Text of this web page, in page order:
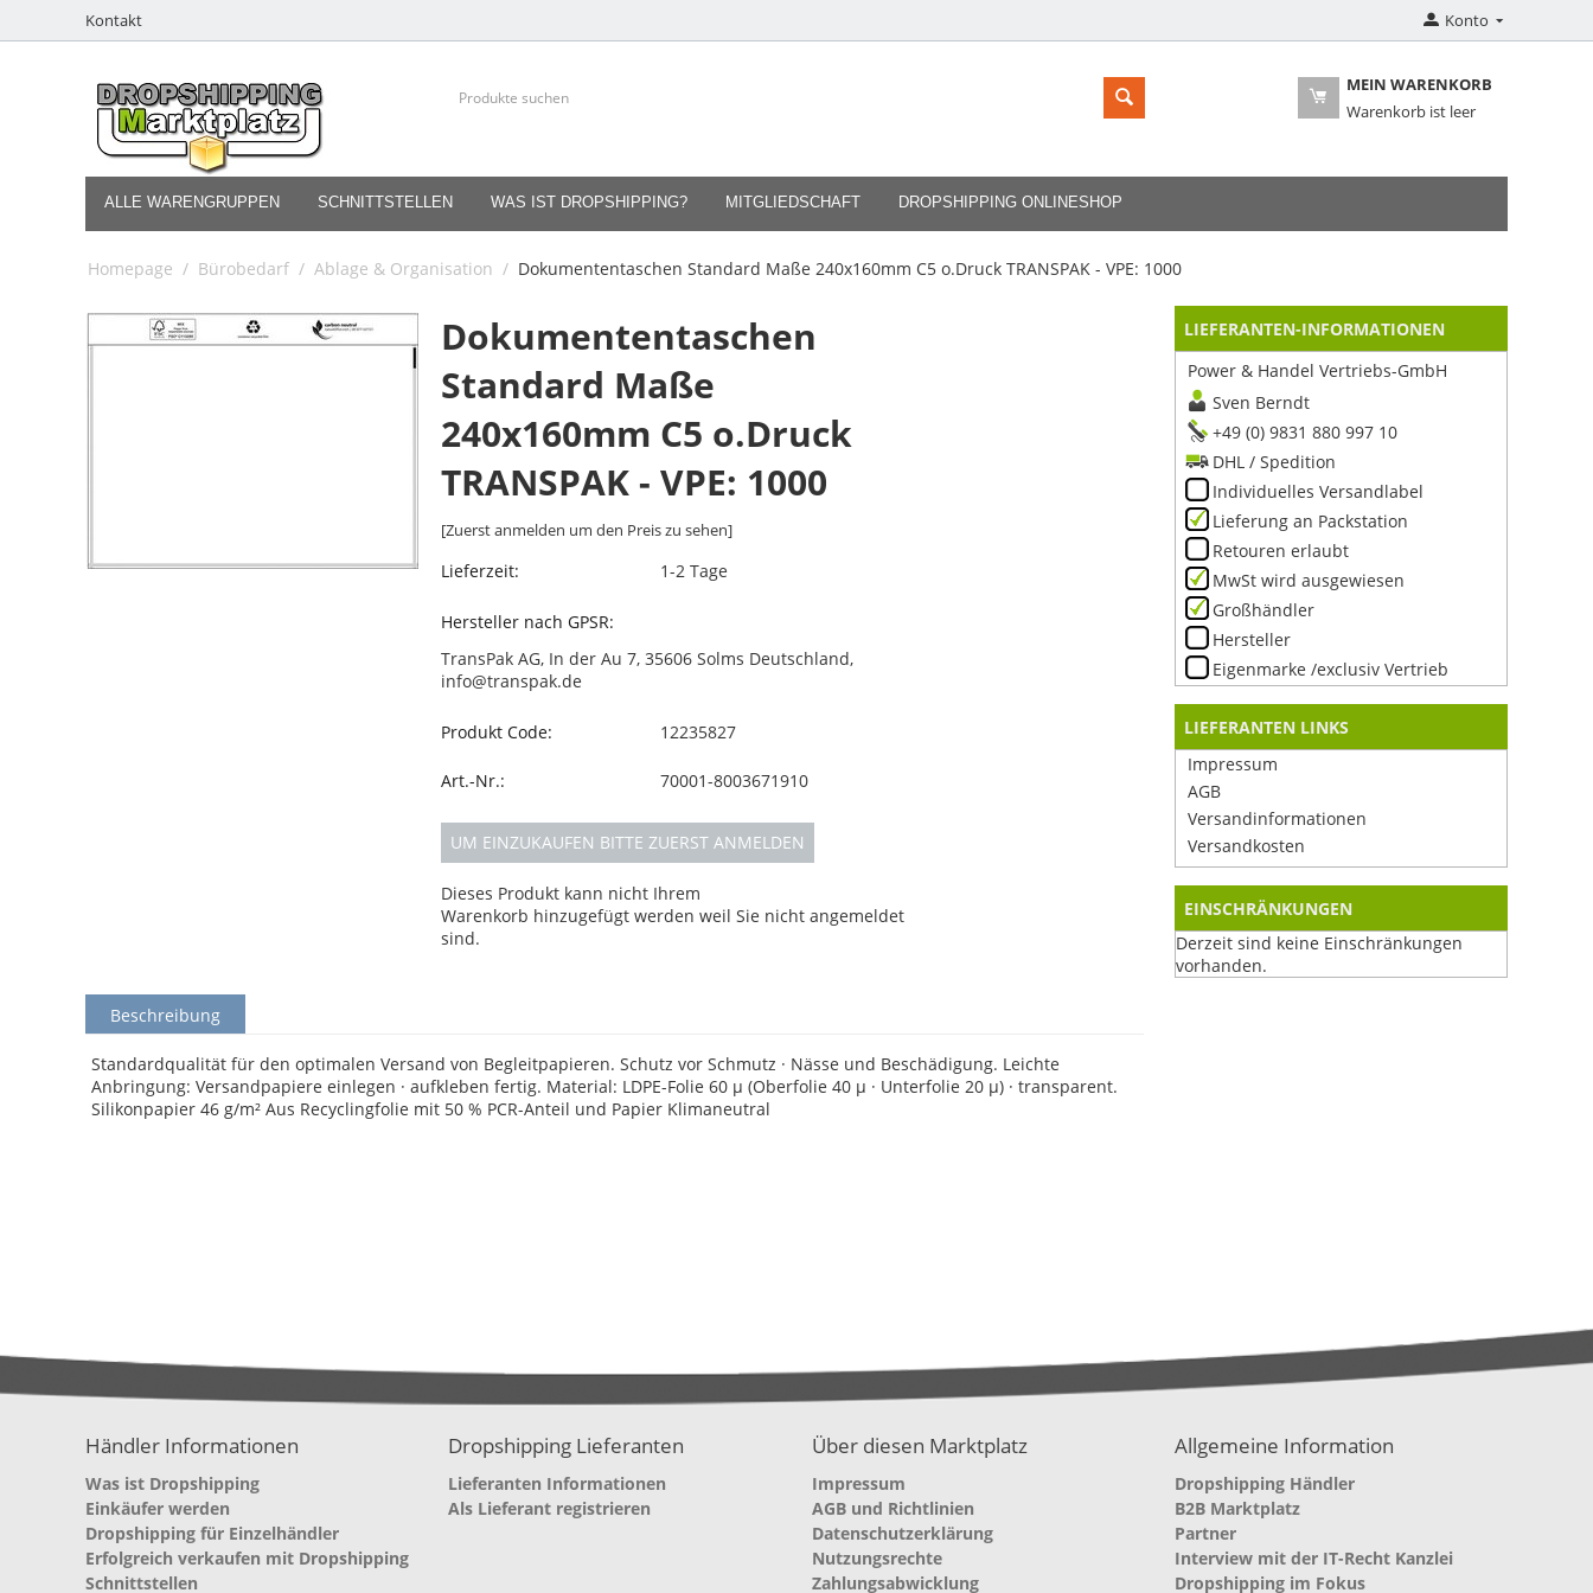
Kontakt Konto
MEIN WARENKORB
Warenkorb ist leer
ALLE WARENGRUPPEN SCHNITTSTELLEN WAS IST DROPSHIPPING? MITGLIEDSCHAFT DROPSHIPPING ONLINESHOP
Homepage / Bürobedarf / Ablage & Organisation / Dokumententaschen Standard Maße 240x160mm C5 o.Druck TRANSPAK - VPE: 1000
Dokumententaschen
Standard Maße
240x160mm C5 o.Druck
TRANSPAK - VPE: 1000
[Zuerst anmelden um den Preis zu sehen]
Lieferzeit: 1-2 Tage
Hersteller nach GPSR:
TransPak AG, In der Au 7, 35606 Solms Deutschland,
info@transpak.de
Produkt Code: 12235827
Art.-Nr.: 70001-8003671910
UM EINZUKAUFEN BITTE ZUERST ANMELDEN
Dieses Produkt kann nicht Ihrem
Warenkorb hinzugefügt werden weil Sie nicht angemeldet
sind.
Beschreibung
Standardqualität für den optimalen Versand von Begleitpapieren. Schutz vor Schmutz · Nässe und Beschädigung. Leichte
Anbringung: Versandpapiere einlegen · aufkleben fertig. Material: LDPE-Folie 60 µ (Oberfolie 40 µ · Unterfolie 20 µ) · transparent.
Silikonpapier 46 g/m² Aus Recyclingfolie mit 50 % PCR-Anteil und Papier Klimaneutral
LIEFERANTEN-INFORMATIONEN
Power & Handel Vertriebs-GmbH
Sven Berndt
+49 (0) 9831 880 997 10
DHL / Spedition
Individuelles Versandlabel
Lieferung an Packstation
Retouren erlaubt
MwSt wird ausgewiesen
Großhändler
Hersteller
Eigenmarke /exclusiv Vertrieb
LIEFERANTEN LINKS
Impressum
AGB
Versandinformationen
Versandkosten
EINSCHRÄNKUNGEN
Derzeit sind keine Einschränkungen
vorhanden.
Händler Informationen
Was ist Dropshipping
Einkäufer werden
Dropshipping für Einzelhändler
Erfolgreich verkaufen mit Dropshipping
Schnittstellen
Dropshipping Lieferanten
Lieferanten Informationen
Als Lieferant registrieren
Über diesen Marktplatz
Impressum
AGB und Richtlinien
Datenschutzerklärung
Nutzungsrechte
Zahlungsabwicklung
Allgemeine Information
Dropshipping Händler
B2B Marktplatz
Partner
Interview mit der IT-Recht Kanzlei
Dropshipping im Fokus